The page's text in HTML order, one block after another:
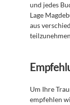
und jedes
Lage
aus
Um Ihre
empfehlen